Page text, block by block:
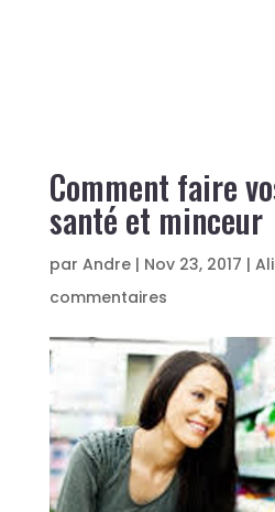
Comment faire
santé et minceur
par Andre| Nov 23, 2017 |
commentaires